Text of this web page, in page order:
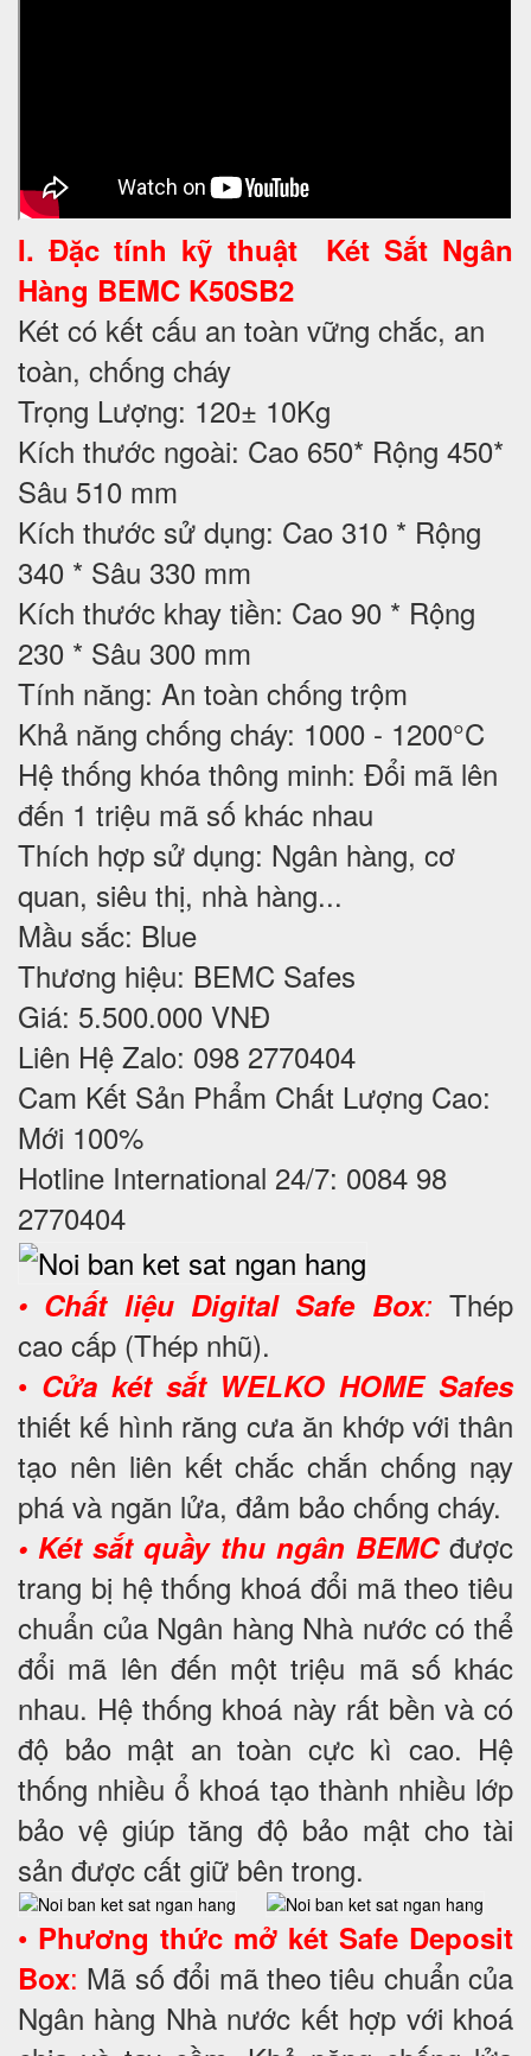
I. Đặc tính kỹ thuật
Két Sắt Ngân
Hàng BEMC K50SB2
Két có kết cấu an toàn vững chắc, an
toàn, chống cháy
Trọng Lượng: 120± 10Kg
Kích thước ngoài: Cao 650* Rộng 450*
Sâu 510 mm
Kích thước sử dụng: Cao 310 * Rộng
340 * Sâu 330 mm
Kích thước khay tiền: Cao 90 * Rộng
230 * Sâu 300 mm
Tính năng: An toàn chống trộm
Khả năng chống cháy: 1000 - 1200°C
Hệ thống khóa thông minh: Đổi mã lên
đến 1 triệu mã số khác nhau
Thích hợp sử dụng: Ngân hàng, cơ
quan, siêu thị, nhà hàng...
Mầu sắc: Blue
Thương hiệu: BEMC Safes
Giá: 5.500.000 VNĐ
Liên Hệ Zalo: 098 2770404
Cam Kết Sản Phẩm Chất Lượng Cao:
Mới 100%
Hotline International 24/7: 0084 98
2770404
• Chất liệu Digital Safe Box: Thép
cao cấp (Thép nhũ).
• Cửa két sắt WELKO HOME Safes
thiết kế hình răng cưa ăn khớp với thân
tạo nên liên kết chắc chắn chống nạy
phá và ngăn lửa, đảm bảo chống cháy.
• Két sắt quầy thu ngân BEMC được
trang bị hệ thống khoá đổi mã theo tiêu
chuẩn của Ngân hàng Nhà nước có thể
đổi mã lên đến một triệu mã số khác
nhau. Hệ thống khoá này rất bền và có
độ bảo mật an toàn cực kì cao. Hệ
thống nhiều ổ khoá tạo thành nhiều lớp
bảo vệ giúp tăng độ bảo mật cho tài
sản được cất giữ bên trong.
• Phương thức mở két Safe Deposit
Box: Mã số đổi mã theo tiêu chuẩn của
Ngân hàng Nhà nước kết hợp với khoá